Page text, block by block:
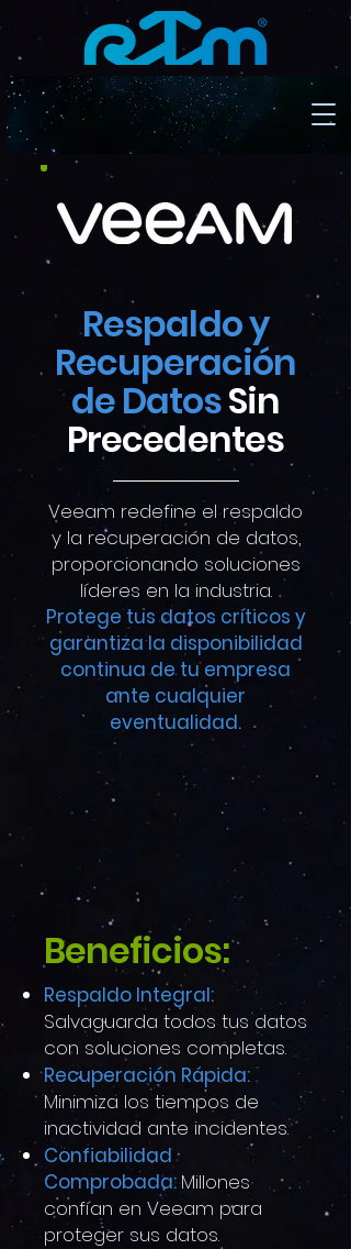
Respaldo y
Recuperación
de DatosSin
Precedentes
Veeam redefine el respaldo
y la recuperación de datos,
proporcionando soluciones
líderes en la industria.
Protege tus datos críticos y
garantiza la disponibilidad
continua de tu empresa
ante cualquier
eventualidad.
Beneficios:
Respaldo Integral:
Salvaguarda todos tus datos
con soluciones completas.
Recuperación Rápida:
Minimiza los tiempos de
inactividad ante incidentes.
Confiabilidad
Comprobada:Millones
confían en Veeam para
proteger sus datos.